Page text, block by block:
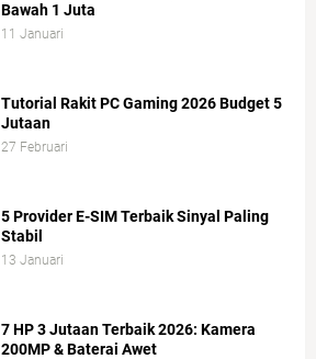
Bawah 1 Juta
11 Januari
Tutorial Rakit PC Gaming 2026 Budget 5
Jutaan
27 Februari
5 Provider E-SIM Terbaik Sinyal Paling
Stabil
13 Januari
7 HP 3 Jutaan Terbaik 2026: Kamera
200MP & Baterai Awet